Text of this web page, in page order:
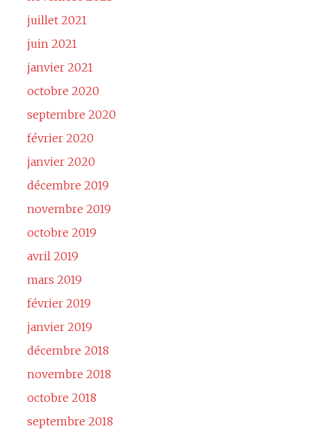
juillet 2021
juin 2021
janvier 2021
octobre 2020
septembre 2020
février 2020
janvier 2020
décembre 2019
novembre 2019
octobre 2019
avril 2019
mars 2019
février 2019
janvier 2019
décembre 2018
novembre 2018
octobre 2018
septembre 2018